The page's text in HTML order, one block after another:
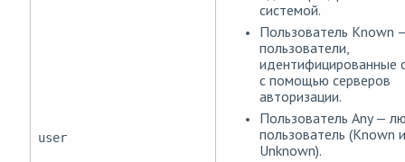
user
системой.
Пользователь Known
пользователи,
идентифицированные
с помощью серверов
авторизации.
Пользователь Any —
пользователь (Known
Unknown).